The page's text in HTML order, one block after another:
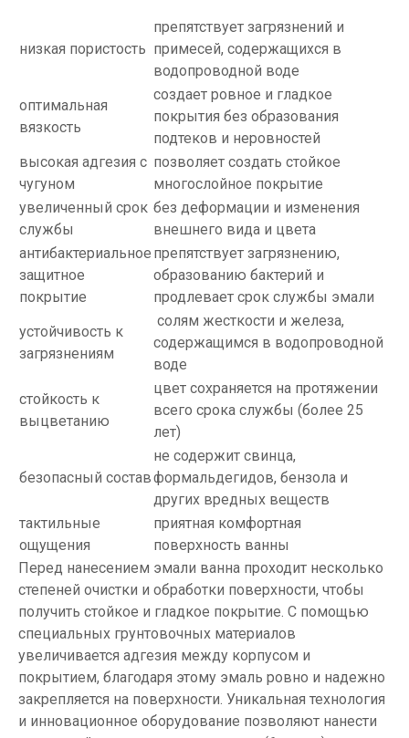
низкая пористость
препятствует загрязнений и
примесей, содержащихся в
водопроводной воде
оптимальная
вязкость
создает ровное и гладкое
покрытия без образования
подтеков и неровностей
высокая адгезия с
чугуном
позволяет создать стойкое
многослойное покрытие
увеличенный срок
службы
без деформации и изменения
внешнего вида и цвета
антибактериальное
защитное
покрытие
препятствует загрязнению,
образованию бактерий и
продлевает срок службы эмали
устойчивость к
загрязнениям
солям жесткости и железа,
содержащимся в водопроводной
воде
стойкость к
выцветанию
цвет сохраняется на протяжении
всего срока службы (более 25
лет)
безопасный состав
не содержит свинца,
формальдегидов, бензола и
других вредных веществ
тактильные
ощущения
приятная комфортная
поверхность ванны
Перед нанесением эмали ванна проходит несколько
степеней очистки и обработки поверхности, чтобы
получить стойкое и гладкое покрытие. С помощью
специальных грунтовочных материалов
увеличивается адгезия между корпусом и
покрытием, благодаря этому эмаль ровно и надежно
закрепляется на поверхности. Уникальная технология
и инновационное оборудование позволяют нанести